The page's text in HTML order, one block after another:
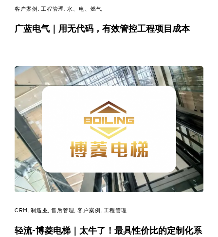
白
皮
客户案例 , 工程管理, 水、电、燃气
广蓝电气｜用无代码，有效管控工程项目成本
CRM, 制造业, 售后管理, 客户案例, 工程管理
轻流-博菱电梯｜太牛了！最具性价比的定制化系